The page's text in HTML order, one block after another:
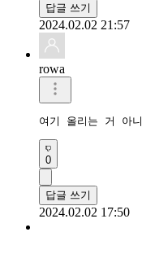
답글 쓰기
2024.02.02 21:57
rowa
여기 올리는 거 아
0
답글 쓰기
2024.02.02 17:50